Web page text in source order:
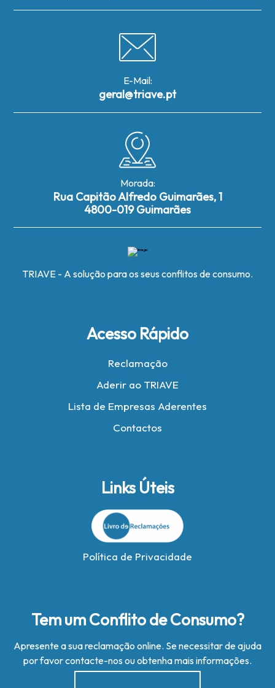
E-Mail:
geral@triave.pt
Morada:
Rua Capitão Alfredo Guimarães, 1
4800-019 Guimarães
TRIAVE - A solução para os seus conflitos de consumo.
Acesso Rápido
Reclamação
Aderir ao TRIAVE
Lista de Empresas Aderentes
Contactos
Links Úteis
Política de Privacidade
Tem um Conflito de Consumo?
Apresente a sua reclamação online. Se necessitar de ajuda
por favor contacte-nos ou obtenha mais informações.